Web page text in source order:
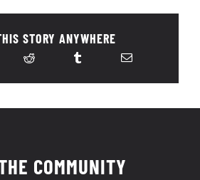
STORY ANYWHERE
COMMUNITY